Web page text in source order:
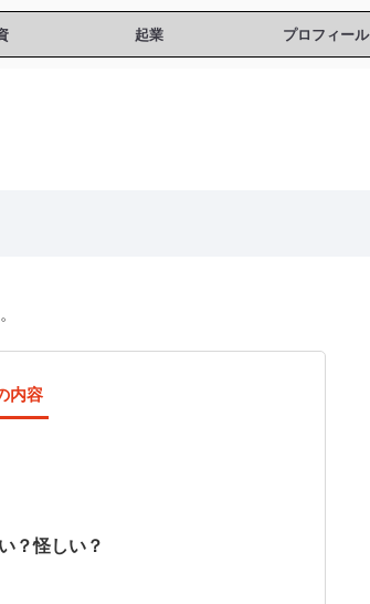
起業 プロフィール
内容
？怪しい？